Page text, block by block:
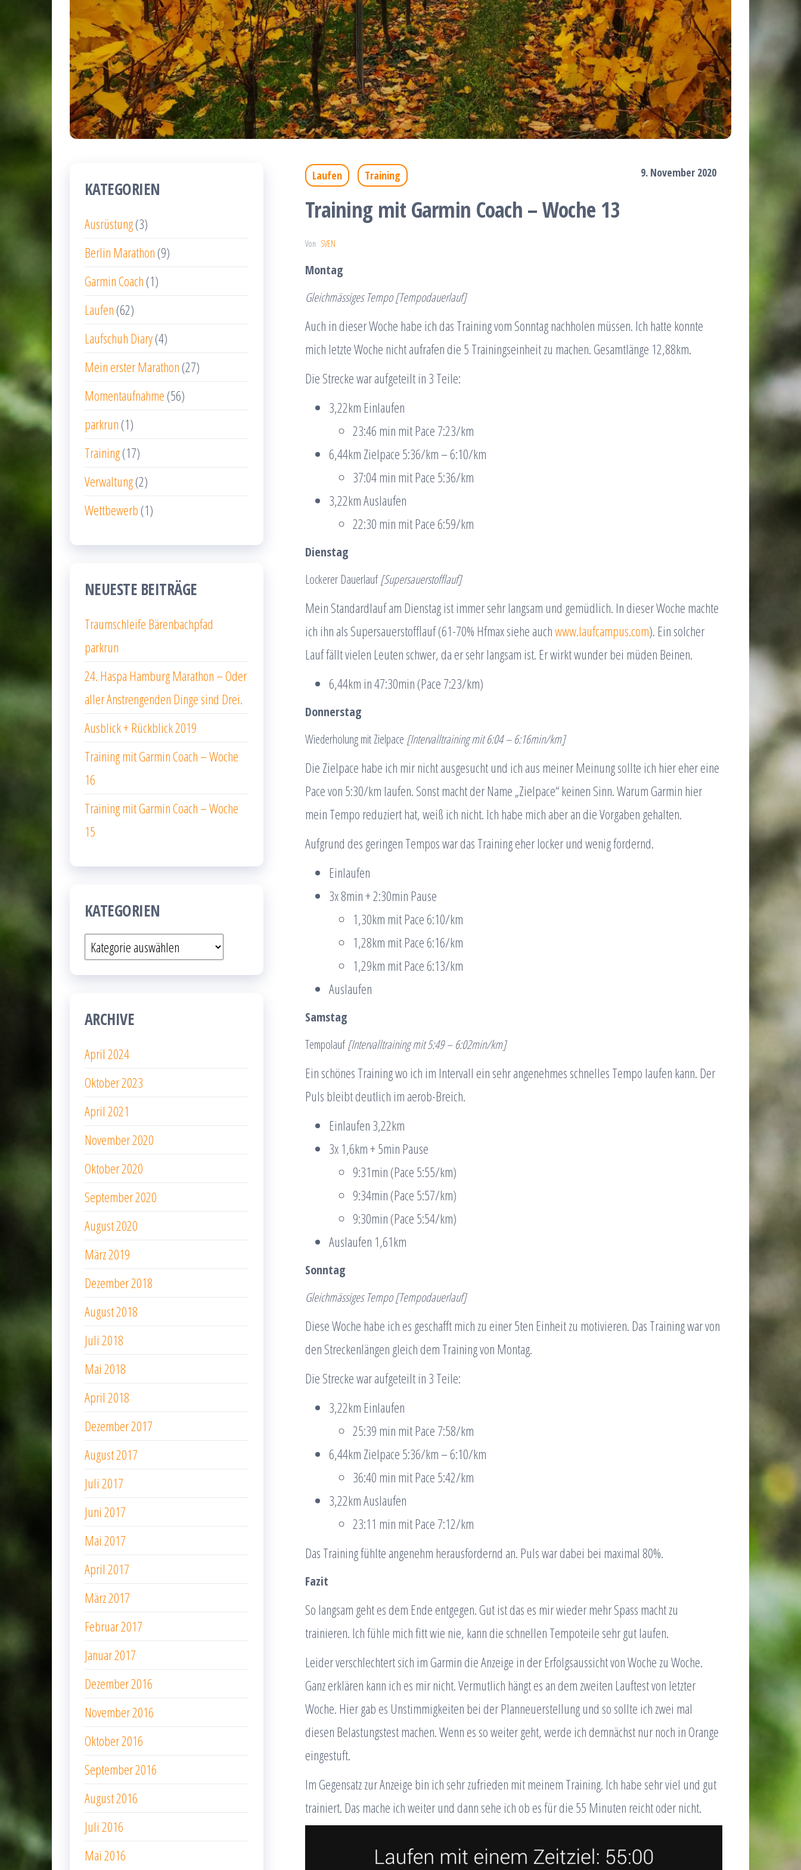
Laufen Training 9. November 2020
Training mit Garmin Coach – Woche 13
Von SVEN
Montag
Gleichmässiges Tempo[Tempodauerlauf]
Auch in dieser Woche habe ich das Training vom Sonntag nachholen müssen. Ich hatte konnte
mich letzte Woche nicht aufrafen die 5 Trainingseinheit zu machen. Gesamtlänge 12,88km.
Die Strecke war aufgeteilt in 3 Teile:
3,22km Einlaufen
23:46 min mit Pace 7:23/km
6,44km Zielpace 5:36/km – 6:10/km
37:04 min mit Pace 5:36/km
3,22km Auslaufen
22:30 min mit Pace 6:59/km
Dienstag
Lockerer Dauerlauf[Supersauerstofflauf]
Mein Standardlauf am Dienstag ist immer sehr langsam und gemüdlich. In dieser Woche machte
ich ihn als Supersauerstofflauf (61-70% Hfmax siehe auchwww.laufcampus.com). Ein solcher
Lauf fällt vielen Leuten schwer, da er sehr langsam ist. Er wirkt wunder bei müden Beinen.
6,44km in 47:30min (Pace 7:23/km)
Donnerstag
Wiederholung mit Zielpace [Intervalltraining mit 6:04 – 6:16min/km]
Die Zielpace habe ich mir nicht ausgesucht und ich aus meiner Meinung sollte ich hier eher eine
Pace von 5:30/km laufen. Sonst macht der Name „Zielpace“ keinen Sinn. Warum Garmin hier
mein Tempo reduziert hat, weiß ich nicht. Ich habe mich aber an die Vorgaben gehalten.
Aufgrund des geringen Tempos war das Training eher locker und wenig fordernd.
Einlaufen
3x 8min + 2:30min Pause
1,30km mit Pace 6:10/km
1,28km mit Pace 6:16/km
1,29km mit Pace 6:13/km
Auslaufen
Samstag
Tempolauf[Intervalltraining mit 5:49 – 6:02min/km]
Ein schönes Training wo ich im Intervall ein sehr angenehmes schnelles Tempo laufen kann. Der
Puls bleibt deutlich im aerob-Breich.
Einlaufen 3,22km
3x 1,6km + 5min Pause
9:31min (Pace 5:55/km)
9:34min (Pace 5:57/km)
9:30min (Pace 5:54/km)
Auslaufen 1,61km
Sonntag
Gleichmässiges Tempo[Tempodauerlauf]
Diese Woche habe ich es geschafft mich zu einer 5ten Einheit zu motivieren. Das Training war von
den Streckenlängen gleich dem Training von Montag.
Die Strecke war aufgeteilt in 3 Teile:
3,22km Einlaufen
25:39 min mit Pace 7:58/km
6,44km Zielpace 5:36/km – 6:10/km
36:40 min mit Pace 5:42/km
3,22km Auslaufen
23:11 min mit Pace 7:12/km
Das Training fühlte angenehm herausfordernd an. Puls war dabei bei maximal 80%.
Fazit
So langsam geht es dem Ende entgegen. Gut ist das es mir wieder mehr Spass macht zu
trainieren. Ich fühle mich fitt wie nie, kann die schnellen Tempoteile sehr gut laufen.
Leider verschlechtert sich im Garmin die Anzeige in der Erfolgsaussicht von Woche zu Woche.
Ganz erklären kann ich es mir nicht. Vermutlich hängt es an dem zweiten Lauftest von letzter
Woche. Hier gab es Unstimmigkeiten bei der Planneuerstellung und so sollte ich zwei mal
diesen Belastungstest machen. Wenn es so weiter geht, werde ich demnächst nur noch in Orange
eingestuft.
Im Gegensatz zur Anzeige bin ich sehr zufrieden mit meinem Training. Ich habe sehr viel und gut
trainiert. Das mache ich weiter und dann sehe ich ob es für die 55 Minuten reicht oder nicht.
KATEGORIEN
Ausrüstung(3)
Berlin Marathon (9)
Garmin Coach (1)
Laufen (62)
Laufschuh Diary(4)
Mein erster Marathon (27)
Momentaufnahme (56)
parkrun (1)
Training(17)
Verwaltung(2)
Wettbewerb (1)
NEUESTE BEITRÄGE
Traumschleife Bärenbachpfad
parkrun
24. Haspa Hamburg Marathon – Oder
aller Anstrengenden Dinge sind Drei.
Ausblick + Rückblick 2019
Training mit Garmin Coach – Woche
16
Training mit Garmin Coach – Woche
15
KATEGORIEN
Kategorien
ARCHIVE
April 2024
Oktober 2023
April 2021
November 2020
Oktober 2020
September 2020
August 2020
März 2019
Dezember 2018
August 2018
Juli 2018
Mai 2018
April 2018
Dezember 2017
August 2017
Juli 2017
Juni 2017
Mai 2017
April 2017
März 2017
Februar 2017
Januar 2017
Dezember 2016
November 2016
Oktober 2016
September 2016
August 2016
Juli 2016
Mai 2016